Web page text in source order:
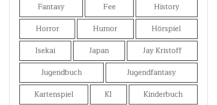
Fantasy
Fee
History
Horror
Humor
Hörspiel
Isekai
Japan
Jay Kristoff
Jugendbuch
Jugendfantasy
Kartenspiel
KI
Kinderbuch